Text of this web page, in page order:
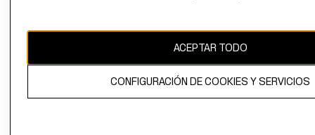
CAMBIAR REGIÓN
ACEPTAR TODO
CONFIGURACIÓN DE COOKIES Y SERVICIOS